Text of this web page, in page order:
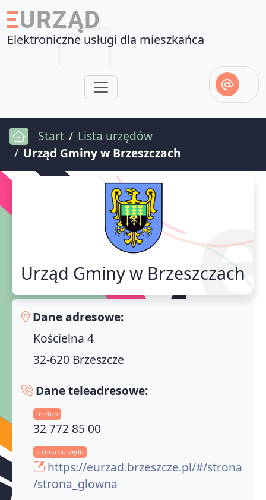
Elektroniczne usługi dla mieszkańca
Start
Lista urzędów
Urząd Gminy w Brzeszczach
Urząd Gminy w Brzeszczach
Dane adresowe:
Kościelna 4
32-620 Brzeszcze
Dane teleadresowe:
telefon
32 772 85 00
strona eurzędu
https://eurzad.brzeszcze.pl/#/strona
/strona_glowna